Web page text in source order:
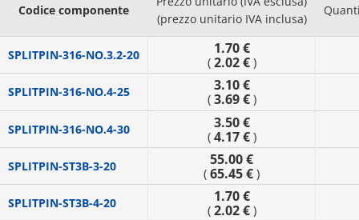
Codice componente
(prezzo unitario IVA inclusa)
SPLITPIN-316-NO.3.2-20 1.70 €
( 2.02 €)
SPLITPIN-316-NO.4-25 3.10 €
( 3.69 €)
SPLITPIN-316-NO.4-30 3.50 €
( 4.17 €)
SPLITPIN-ST3B-3-20 55.00 €
( 65.45 € )
SPLITPIN-ST3B-4-20 1.70 €
( 2.02 €)